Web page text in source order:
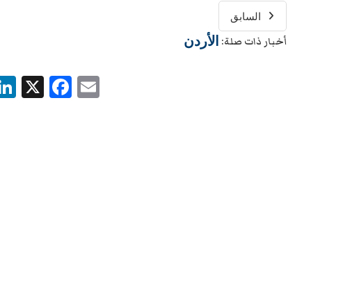
السابق
أخبار ذات صلة: الأردن
Email
X